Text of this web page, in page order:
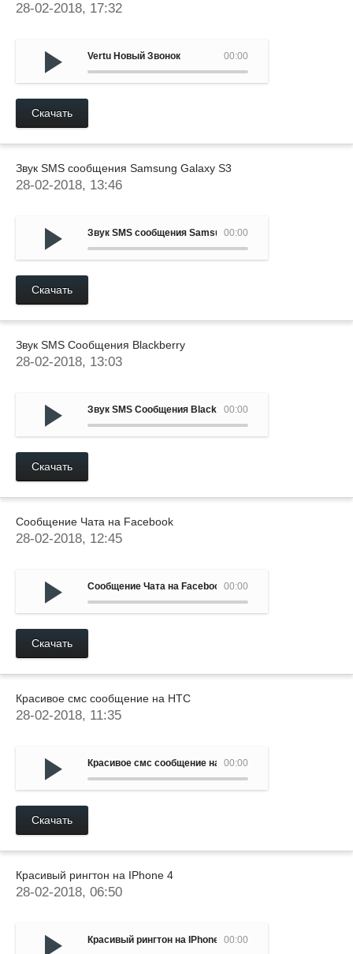
28-02-2018, 17:32
00:00
Vertu Новый Звонок
Скачать
Звук SMS сообщения Samsung Galaxy S3
28-02-2018, 13:46
00:00
Звук SMS сообщения Samsung Galaxy S3
Скачать
Звук SMS Сообщения Blackberry
28-02-2018, 13:03
00:00
Звук SMS Сообщения Blackberry
Скачать
Сообщение Чата на Facebook
28-02-2018, 12:45
00:00
Сообщение Чата на Facebook
Скачать
Красивое смс сообщение на HTC
28-02-2018, 11:35
00:00
Красивое смс сообщение на HTC
Скачать
Красивый рингтон на IPhone 4
28-02-2018, 06:50
00:00
Красивый рингтон на IPhone 4